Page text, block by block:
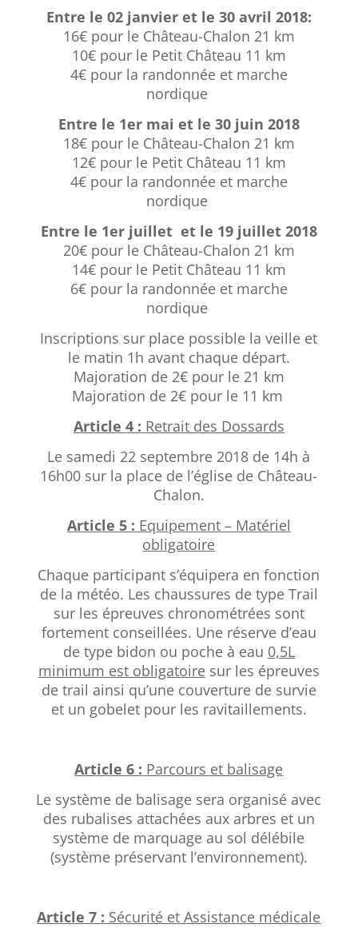
Entre le 02 janvier et le 30 avril 2018:
16€ pour le Château-Chalon 21 km
10€ pour le Petit Château 11 km
4€ pour la randonnée et marche
nordique
Entre le 1er mai et le 30 juin 2018
18€ pour le Château-Chalon 21 km
12€ pour le Petit Château 11 km
4€ pour la randonnée et marche
nordique
Entre le 1er juillet et le 19 juillet 2018
20€ pour le Château-Chalon 21 km
14€ pour le Petit Château 11 km
6€ pour la randonnée et marche
nordique
Inscriptions sur place possible la veille et
le matin 1h avant chaque départ.
Majoration de 2€ pour le 21 km
Majoration de 2€ pour le 11 km
Article 4 : Retrait des Dossards
Le samedi 22 septembre 2018 de 14h à
16h00 sur la place de l’église de Château-
Chalon.
Article 5 : Equipement – Matériel
obligatoire
Chaque participant s’équipera en fonction
de la météo. Les chaussures de type Trail
sur les épreuves chronométrées sont
fortement conseillées. Une réserve d’eau
de type bidon ou poche à eau 0,5L
minimum est obligatoiresur les épreuves
de trail ainsi qu’une couverture de survie
et un gobelet pour les ravitaillements.
Article 6 : Parcours et balisage
Le système de balisage sera organisé avec
des rubalises attachées aux arbres et un
système de marquage au sol délébile
(système préservant l’environnement).
Article 7 : Sécurité et Assistance médicale